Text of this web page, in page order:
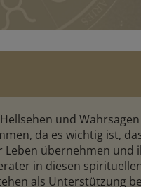
und
da es wichtig ist,
übernehmen und
in diesen
als Unterstützung